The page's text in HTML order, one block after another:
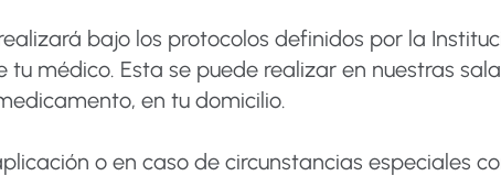
bajo los protocolos definidos por la
tu médico. Esta se puede realizar en nuestras
en tu domicilio.
o en caso de circunstancias especiales